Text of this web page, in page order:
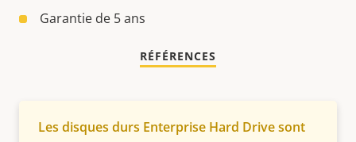
Garantie de 5 ans
RÉFÉRENCES
Les disques durs Enterprise Hard Drive sont